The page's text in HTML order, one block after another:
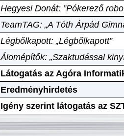
Hegyesi Donát: ”Pókerező
TeamTAG: „A Tóth Árpád
Légbőlkapott: „Légbőlkapott”
Álomépítők: „Szaktudással
Látogatás az Agóra
Eredményhirdetés
Igény szerint látogatás az